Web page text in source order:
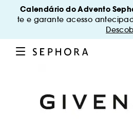
Calendário do Advento
te e garante acesso